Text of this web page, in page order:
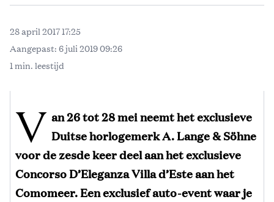
28 april 2017 17:25
Aangepast: 6 juli 2019 09:26
1 min. leestijd
V an 26 tot 28 mei neemt het exclusieve
Duitse horlogemerk A. Lange & Söhne
voor de zesde keer deel aan het exclusieve
Concorso D’Eleganza Villa d’Este aan het
Comomeer. Een exclusief auto-event waar je